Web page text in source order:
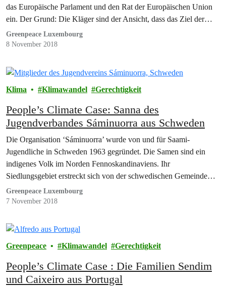
das Europäische Parlament und den Rat der Europäischen Union
ein. Der Grund: Die Kläger sind der Ansicht, dass das Ziel der…
Greenpeace Luxembourg
8 November 2018
Klima Klimawandel Gerechtigkeit
People’s Climate Case: Sanna des
Jugendverbandes Sáminuorra aus Schweden
Die Organisation ‘Sáminuorra’ wurde von und für Saami-
Jugendliche in Schweden 1963 gegründet. Die Samen sind ein
indigenes Volk im Norden Fennoskandinaviens. Ihr
Siedlungsgebiet erstreckt sich von der schwedischen Gemeinde
Idre…
Greenpeace Luxembourg
7 November 2018
Greenpeace Klimawandel Gerechtigkeit
People’s Climate Case : Die Familien Sendim
und Caixeiro aus Portugal